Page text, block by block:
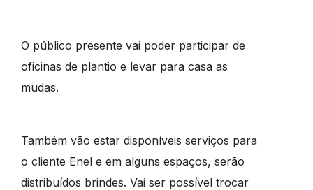
O público presente vai poder participar de
oficinas de plantio e levar para casa as
mudas.
Também vão estar disponíveis serviços para
o cliente Enel e em alguns espaços, serão
distribuídos brindes. Vai ser possível trocar